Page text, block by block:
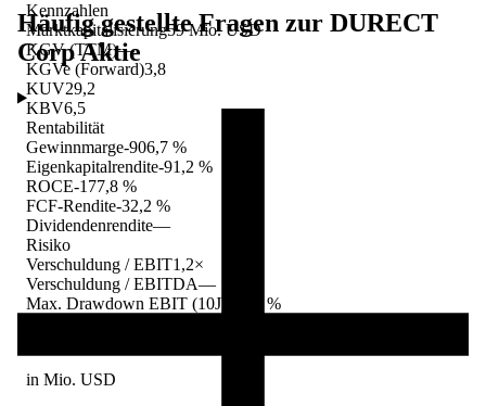
Kennzahlen
Marktkapitalisierung59 Mio. USD
KGV (TTM)—
KGVe (Forward)3,8
KUV29,2
KBV6,5
Rentabilität
Gewinnmarge-906,7 %
Eigenkapitalrendite-91,2 %
ROCE-177,8 %
FCF-Rendite-32,2 %
Dividendenrendite—
Risiko
Verschuldung / EBIT1,2×
Verschuldung / EBITDA—
Max. Drawdown EBIT (10J)
-89,2 %
in Mio. USD
Häufig gestellte Fragen zur DURECT
CorpAktie